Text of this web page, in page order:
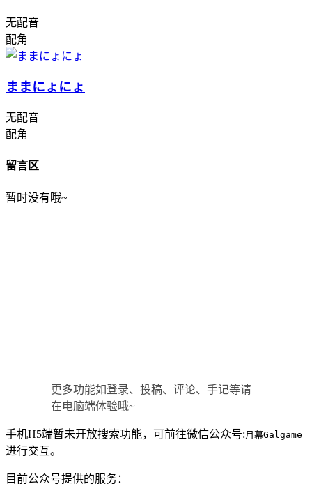
无配音
配角
ままにょにょ
无配音
配角
留言区
暂时没有哦~
更多功能如登录、投稿、评论、手记等请
在电脑端体验哦~
手机H5端暂未开放搜索功能，可前往微信公众号: 月幕Galgame
进行交互。
目前公众号提供的服务：